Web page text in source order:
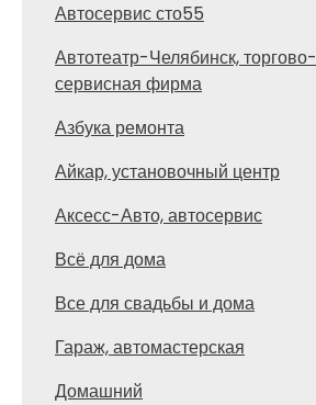
Автосервис сто55
Автотеатр-Челябинск, торгово-
сервисная фирма
Азбука ремонта
Айкар, установочный центр
Аксесс-Авто, автосервис
Всё для дома
Все для свадьбы и дома
Гараж, автомастерская
Домашний